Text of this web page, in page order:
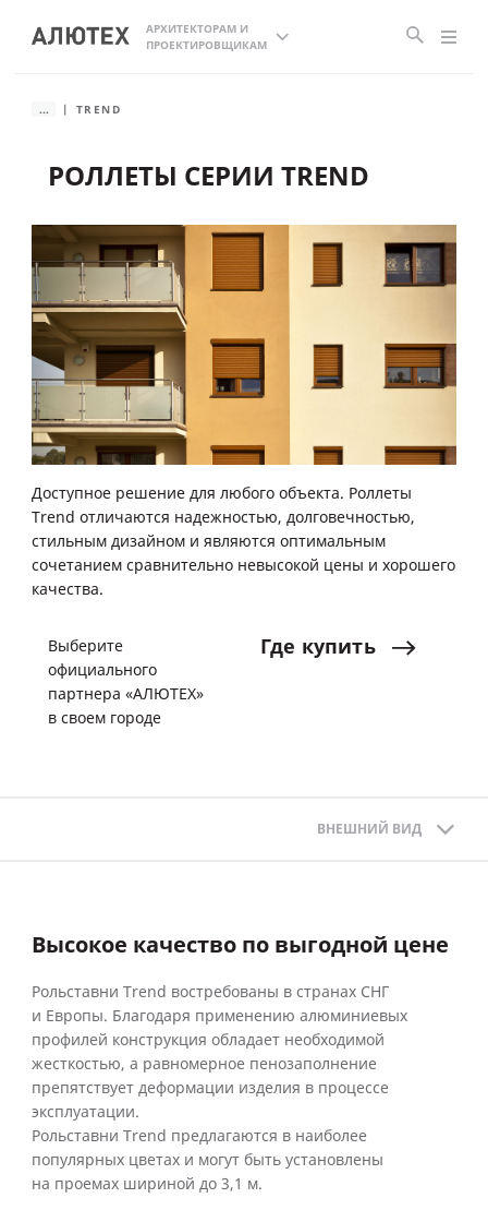
АРХИТЕКТОРАМ И
ПРОЕКТИРОВЩИКАМ
РОЛЛЕТЫ СЕРИИ TREND
Доступное решение для любого объекта. Роллеты
Trend отличаются надежностью, долговечностью,
стильным дизайном и являются оптимальным
сочетанием сравнительно невысокой цены и хорошего
качества.
Выберите
официального
партнера «АЛЮТЕХ»
в своем городе
Где купить
... TREND
ВНЕШНИЙ ВИД
Высокое качество по выгодной цене
Рольставни Trend востребованы в странах СНГ
и Европы. Благодаря применению алюминиевых
профилей конструкция обладает необходимой
жесткостью, а равномерное пенозаполнение
препятствует деформации изделия в процессе
эксплуатации.
Рольставни Trend предлагаются в наиболее
популярных цветах и могут быть установлены
на проемах шириной до 3,1 м.